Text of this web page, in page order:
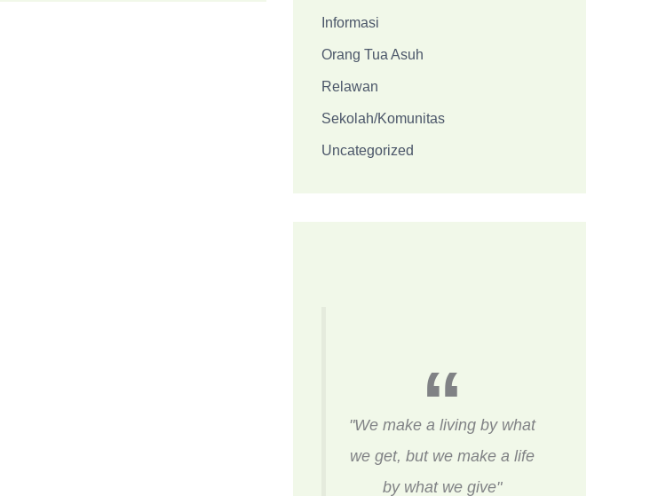
Informasi
Orang Tua Asuh
Relawan
Sekolah/Komunitas
Uncategorized
"We make a living by what
we get, but we make a life
by what we give"